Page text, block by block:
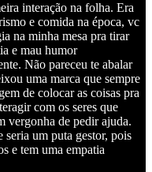
interação na folha. Era
e comida na época, vc
na minha mesa pra tirar
e mau humor
Não pareceu te abalar
uma marca que sempre
de colocar as coisas pra
com os seres que
vergonha de pedir ajuda.
um puta gestor, pois
e tem uma empatia